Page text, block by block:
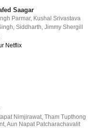
Saagar
Parmar, Kushal Srivastava
,Siddharth,Jimmy Shergill
Netflix
Nimjirawat ,Tham Tupthong
,Aun Napat Patcharachavalit